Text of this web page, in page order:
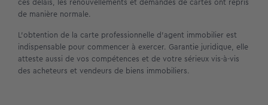
de manière normale.
L’obtention de la carte professionnelle d’agent immobilier est
indispensable pour commencer à exercer. Garantie juridique, elle
atteste aussi de vos compétences et de votre sérieux vis-à-vis
des acheteurs et vendeurs de biens immobiliers.